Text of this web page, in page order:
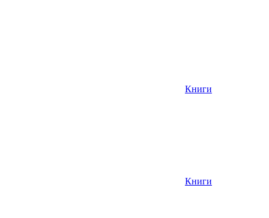
Книги
Книги